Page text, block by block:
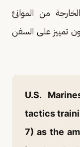
من الموانئ
تمييز على السفن
U.S.
tactics
7) as the